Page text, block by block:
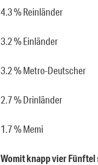
4.3 % Reinländer
3.2 % Einländer
3.2 % Metro-Deutscher
2.7 % Drinländer
1.7 % Memi
Womit knapp vier